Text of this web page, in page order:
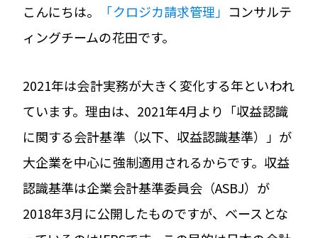
こんにちは。 「クロジカ請求管理」 コンサルテ
ィングチームの花田です。
2021年は会計実務が大きく変化する年といわれ
ています。理由は、2021年4月より「収益認識
に関する会計基準（以下、収益認識基準）」が
大企業を中心に強制適用されるからです。収益
認識基準は企業会計基準委員会（ASBJ）が
2018年3月に公開したものですが、ベースとな